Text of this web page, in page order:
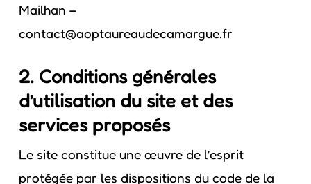
Mailhan –
contact@aoptaureaudecamargue.fr
2. Conditions générales
d’utilisation du site et des
services proposés
Le site constitue une œuvre de l’esprit
protégée par les dispositions du code de la